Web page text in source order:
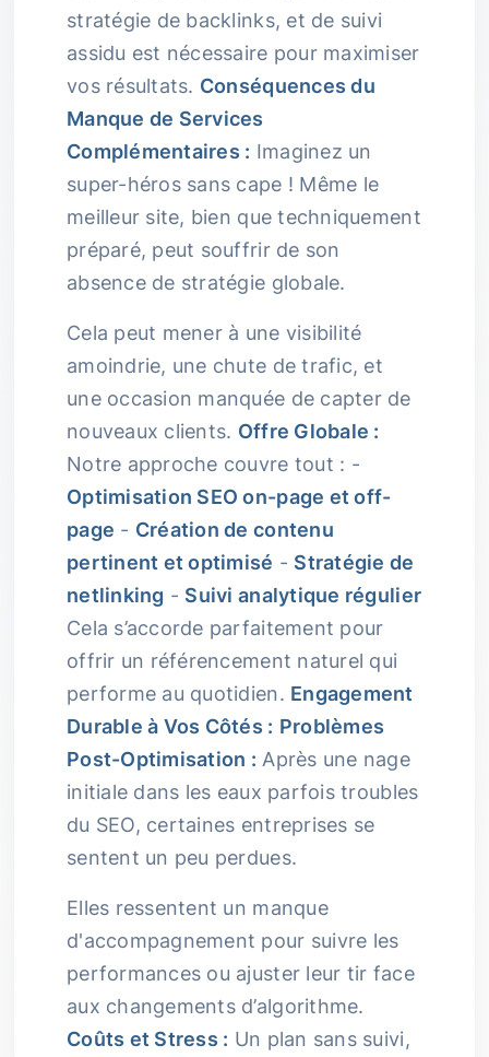
stratégie de backlinks, et de suivi
assidu est nécessaire pour maximiser
vos résultats. Conséquences du
Manque de Services
Complémentaires : Imaginez un
super-héros sans cape ! Même le
meilleur site, bien que techniquement
préparé, peut souffrir de son
absence de stratégie globale.
Cela peut mener à une visibilité
amoindrie, une chute de trafic, et
une occasion manquée de capter de
nouveaux clients. Offre Globale :
Notre approche couvre tout : -
Optimisation SEO on-page et off-
page - Création de contenu
pertinent et optimisé - Stratégie de
netlinking - Suivi analytique régulier
Cela s’accorde parfaitement pour
offrir un référencement naturel qui
performe au quotidien. Engagement
Durable à Vos Côtés : Problèmes
Post-Optimisation : Après une nage
initiale dans les eaux parfois troubles
du SEO, certaines entreprises se
sentent un peu perdues.
Elles ressentent un manque
d'accompagnement pour suivre les
performances ou ajuster leur tir face
aux changements d’algorithme.
Coûts et Stress : Un plan sans suivi,